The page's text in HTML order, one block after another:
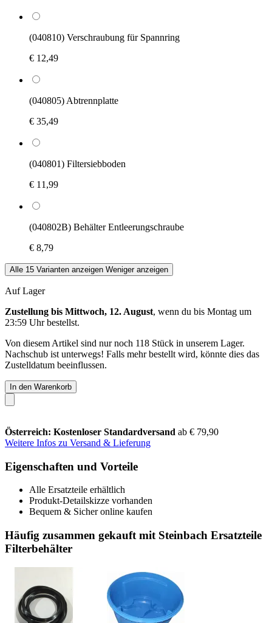
(040810) Verschraubung für Spannring
€ 12,49
(040805) Abtrennplatte
€ 35,49
(040801) Filtersiebboden
€ 11,99
(040802B) Behälter Entleerungschraube
€ 8,79
Alle 15 Varianten anzeigen Weniger anzeigen
Auf Lager
Zustellung bis Mittwoch, 12. August, wenn du bis Montag um
23:59 Uhrbestellst.
Von diesem Artikel sind nur noch 118 Stück in unserem Lager.
Nachschub ist unterwegs! Falls mehr bestellt wird, könnte dies das
Zustelldatum beeinflussen.
In den Warenkorb
Österreich: Kostenloser Standardversand ab € 79,90
Weitere Infos zu Versand & Lieferung
Eigenschaften und Vorteile
Alle Ersatzteile erhältlich
Produkt-Detailskizze vorhanden
Bequem & Sicher online kaufen
Häufig zusammen gekauft mit Steinbach Ersatzteile
Filterbehälter